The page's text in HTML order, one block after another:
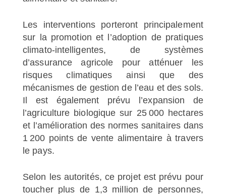
Les interventions porteront principalement
sur la promotion et l’adoption de pratiques
climato-intelligentes, de systèmes
d’assurance agricole pour atténuer les
risques climatiques ainsi que des
mécanismes de gestion de l’eau et des sols.
Il est également prévu l’expansion de
l’agriculture biologique sur 25 000 hectares
et l’amélioration des normes sanitaires dans
1 200 points de vente alimentaire à travers
le pays.
Selon les autorités, ce projet est prévu pour
toucher plus de 1,3 million de personnes,